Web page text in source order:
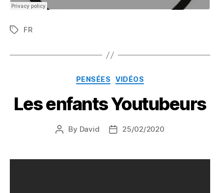
TagsFR
Categories
PENSÉES VIDÉOS
Les enfants Youtubeurs
Post
By David
Post25/02/2020